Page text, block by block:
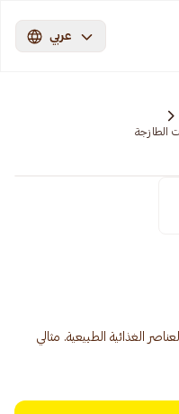
عربي
الطازجة
الغذائية الطبيعية. مثالي